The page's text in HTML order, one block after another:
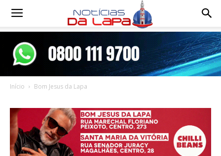
Notícias
Início Bom Jesus da Lapa